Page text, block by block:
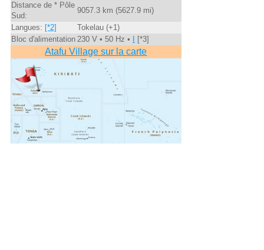
Distance de * Pôle
Sud:
9057.3 km (5627.9 mi)
Langues: [*2]
Tokelau (+1)
Bloc d'alimentation 230 V • 50 Hz • [*3]
Atafu Village sur la carte